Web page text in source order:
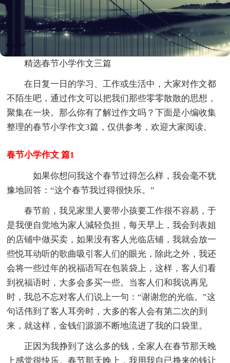
精选春节小学作文三篇
在日复一日的学习、工作或生活中，大家对作文都
不陌生吧，通过作文可以把我们那些零零散散的思想，
聚集在一块。那么你有了解过作文吗？下面是小编收集
整理的春节小学作文3篇，仅供参考，欢迎大家阅读。
春节小学作文 篇1
如果你想问我这个春节过得怎么样，我会毫不犹
豫地回答：“这个春节我过得很快乐。”
春节前，我见家里人要带小孩要工作很不容易，于
是我便自觉地为家人減轻负担，每天早上，我会到表姐
的店铺中做买卖，如果没有客人光临店铺，我就会放一
些悦耳动听的歌曲吸引客人们的眼光，除此之外，我还
会将一些过年的祝福语写在包装袋上，这样，客人们看
到祝福语时，大多会多买一些。当客人们和我说再见
时，我总不忘对客人们说上一句：“谢谢您的光临。”这
句话伟到了客人耳旁时，大多的客人会有第二次的到
来，就这样，金钱们源源不断地流进了我的口袋里。
正因为我挣到了这么多的钱，全家人在春节那天晚
上感觉很快乐。春节那天晚上，我用我自已挣来的钱让